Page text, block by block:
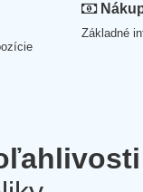
Základné